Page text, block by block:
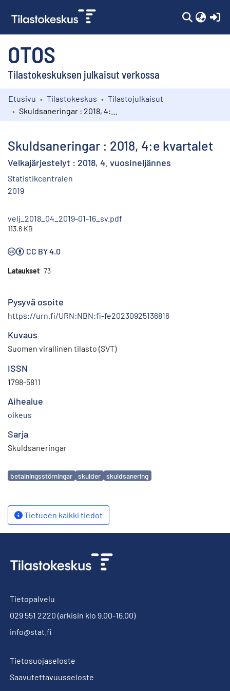
OTOS
Tilastokeskuksen julkaisut verkossa
Kokoelmat
Etusivu Tilastokeskus
Tilastojulkaisut
Skuldsaneringar : 2018, 4:e kvartalet
Velkajärjestelyt : 2018, 4. vuosineljännes
Statistikcentralen
2019
velj_2018_04_2019-01-16_sv.pdf
113.6 KB
CC BY 4.0
Lataukset 73
Pysyvä osoite
https://urn.fi/URN:NBN:fi-fe20230925136816
Kuvaus
Suomen virallinen tilasto (SVT)
ISSN
1798-5811
Aihealue
oikeus
Sarja
Skuldsaneringar
Avainsanat
betalningsstörningar skulder skuldsanering
Tietueen kaikki tiedot
Tietopalvelu
029 551 2220 (arkisin klo 9.00-16.00)
info@stat.fi
Tietosuojaseloste
Saavutettavuusseloste